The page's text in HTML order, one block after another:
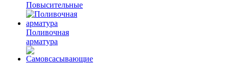
Повысительные
Поливочная
арматура